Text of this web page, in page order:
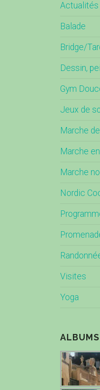
Actualités
Balade
Bridge/
Dessin,
Gym
Jeux de
Marche
Marche
Marche
Nordic
Visites
Yoga